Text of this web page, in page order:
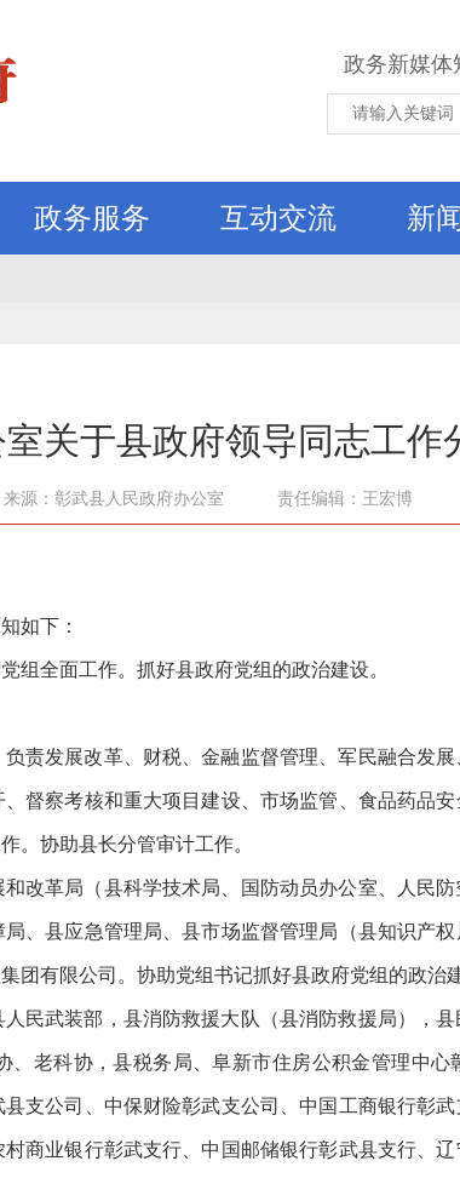
政务新媒体
政务服务 互动交流 新
关于县政府领导同志工作
来源：彰武县人民政府办公室 责任编辑：王宏博
如下：
组全面工作。抓好县政府党组的政治建设。
责发展改革、财税、金融监督管理、军民融合发
督察考核和重大项目建设、市场监管、食品药品
。协助县长分管审计工作。
改革局（县科学技术局、国防动员办公室、人民
、县应急管理局、县市场监督管理局（县知识产
团有限公司。协助党组书记抓好县政府党组的政治
民武装部，县消防救援大队（县消防救援局），
老科协，县税务局、阜新市住房公积金管理中
支公司、中保财险彰武支公司、中国工商银行彰
商业银行彰武支行、中国邮储银行彰武县支行、